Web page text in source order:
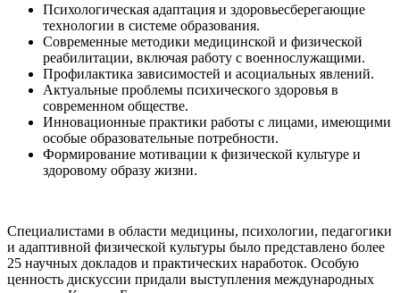
Психологическая адаптация и здоровьесберегающие
технологии в системе образования.
Современные методики медицинской и физической
реабилитации, включая работу с военнослужащими.
Профилактика зависимостей и асоциальных явлений.
Актуальные проблемы психического здоровья в
современном обществе.
Инновационные практики работы с лицами, имеющими
особые образовательные потребности.
Формирование мотивации к физической культуре и
здоровому образу жизни.
Специалистами в области медицины, психологии, педагогики
и адаптивной физической культуры было представлено более
25 научных докладов и практических наработок. Особую
ценность дискуссии придали выступления международных